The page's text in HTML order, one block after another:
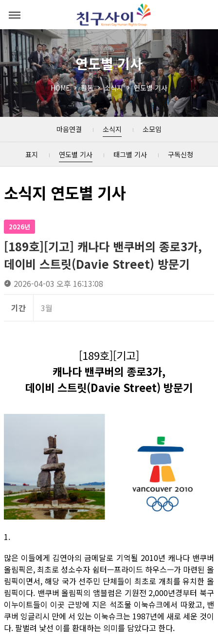
연도별 기사
HOME 활동 소식지 연도별 기사
마음연결 소식지 소모임
표지 연도별 기사 태그별 기사 구독신청
소식지 연도별 기사
2026년
[189호][기고] 캐나다 밴쿠버의 종로3가,
데이비 스트릿(Davie Street) 방문기
2026-04-03 오후 16:13:08
기간 3월
[189호][기고]
캐나다 밴쿠버의 종로3가,
데이비 스트릿(Davie Street) 방문기
1.
많은 이들에게 김연아의 금메달로 기억될 2010년 캐나다 밴쿠버
올림픽은, 최초로 성소수자 쉼터—프라이드 하우스—가 마련된 올
림픽이면서, 해당 국가 선주민 단체들이 최초로 개최를 유치한 올
림픽이다. 밴쿠버 올림픽의 앰블럼은 기원전 2,000년경부터 북구
이누이트들이 이곳 근방에 지은 석조물 이눅슈크에서 따왔고, 밴
쿠버 잉글리시 만에 서 있는 이눅슈크는 1987년에 새로 세운 것이
다. 팔벌려 낯선 이를 환대하는 의미를 담았다고 한다.